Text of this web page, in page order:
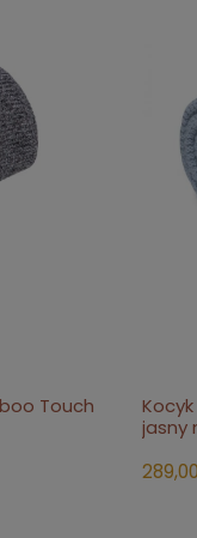
Touch
jasny